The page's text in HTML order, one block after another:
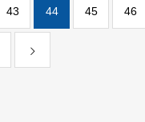
43 44 45 46